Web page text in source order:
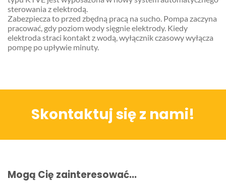
sterowania z elektrodą.
Zabezpiecza to przed zbędną pracą na sucho. Pompa zaczyna
pracować, gdy poziom wody sięgnie elektrody. Kiedy
elektroda straci kontakt z wodą, wyłącznik czasowy wyłącza
pompę po upływie minuty.
Skontaktuj się z nami!
Mogą Cię zainteresować...